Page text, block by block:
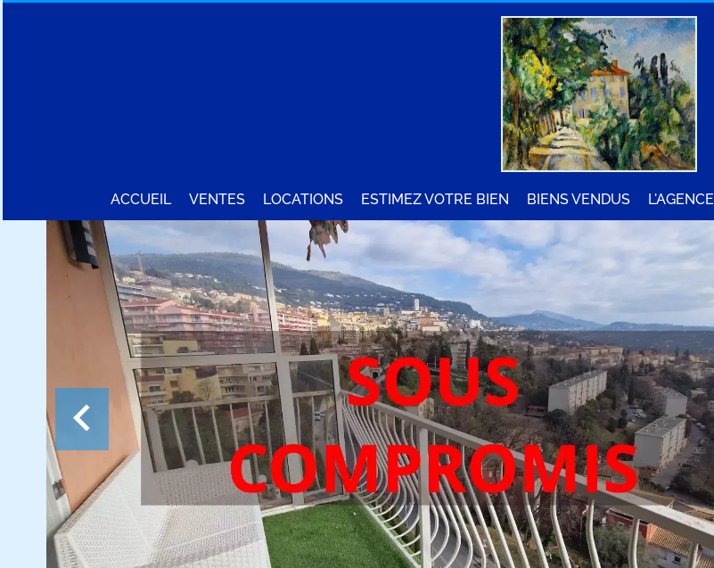
ACCUEIL VENTES LOCATIONS ESTIMEZ VOTRE BIEN BIENS VENDUS L'AGENCE